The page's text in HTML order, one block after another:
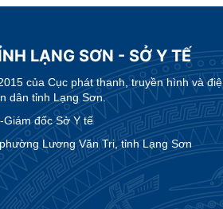
LẠNG SƠN - SỞ Y TẾ
của Cục phát thanh, truyền hình và
dân tỉnh Lạng Sơn.
Giám đốc Sở Y tế
Lương Văn Tri, tỉnh Lạng Sơn